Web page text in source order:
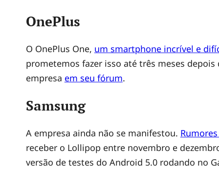
OnePlus
O OnePlus One, um smartphone incrível e
prometemos fazer isso até três meses depois
empresa em seu fórum.
Samsung
A empresa ainda não se manifestou.
receber o Lollipop entre novembro e
versão de testes do Android 5.0 rodando no